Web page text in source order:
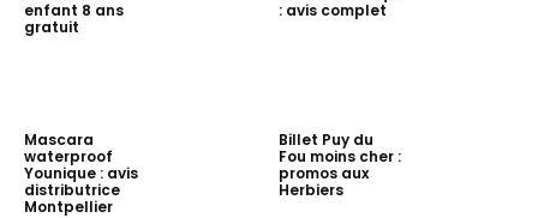
enfant 8 ans
gratuit
: avis complet
Mascara
waterproof
Younique : avis
distributrice
Montpellier
Billet Puy du
Fou moins cher :
promos aux
Herbiers